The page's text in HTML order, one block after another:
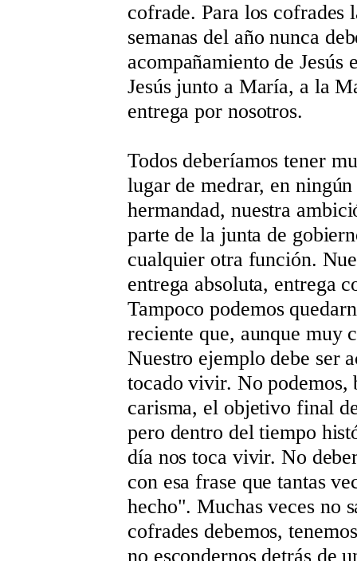
cofrade. Para los cofrades
semanas del año nunca
acompañamiento de
Jesús junto a María, a la
entrega por nosotros.
Todos deberíamos tener
lugar de medrar, en
hermandad, nuestra
parte de la junta de
cualquier otra función.
entrega absoluta, entrega
Tampoco podemos
reciente que, aunque muy
Nuestro ejemplo debe ser
tocado vivir. No podemos,
carisma, el objetivo final
pero dentro del tiempo
día nos toca vivir. No
con esa frase que tantas
hecho". Muchas veces no
cofrades debemos,
no escondernos detrás de